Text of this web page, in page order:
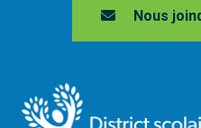
Nous